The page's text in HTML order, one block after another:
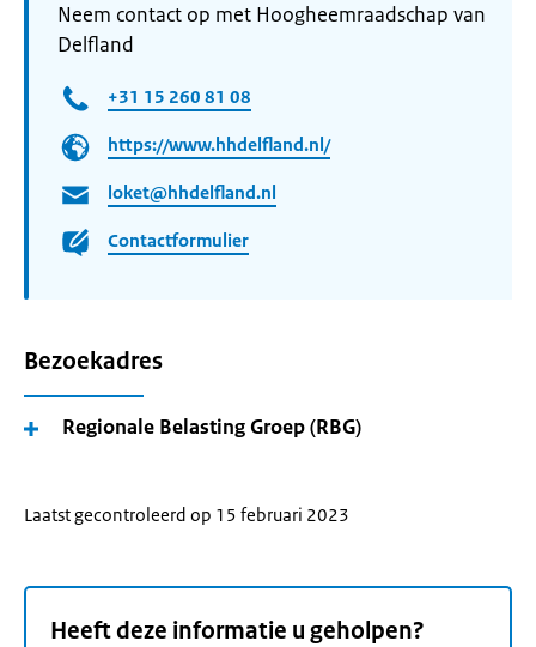
Neem contact op met Hoogheemraadschap van
Delfland
+31 15 260 81 08
https://www.hhdelfland.nl/
loket@hhdelfland.nl
Contactformulier
Bezoekadres
Regionale Belasting Groep (RBG)
Laatst gecontroleerd op 15 februari 2023
Heeft deze informatie u geholpen?